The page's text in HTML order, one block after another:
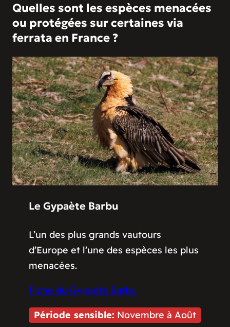
Quelles sont les espèces menacées
ou protégées sur certaines via
ferrata en France ?
Le Gypaète Barbu
L’un des plus grands vautours
d’Europe et l’une des espèces les plus
menacées.
Fiche du Gypaète Barbu
Période sensible: Novembre à Août